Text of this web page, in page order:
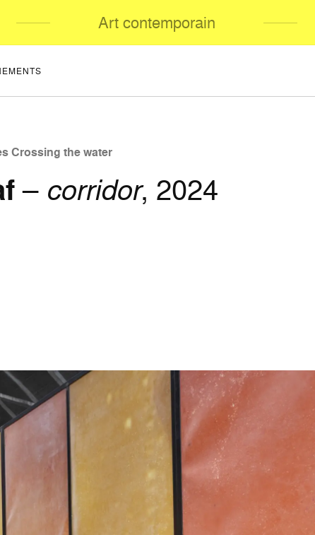
Art contemporain
Crossing the water
– corridor, 2024